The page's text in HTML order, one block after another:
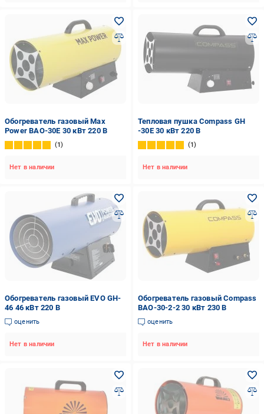
Обогреватель газовый Max
Power BAO-30E 30 кВт 220 В
1
Нет в наличии
Тепловая пушка Compass GH
-30E 30 кВт 220 В
1
Нет в наличии
Обогреватель газовый EVO GH-
46 46 кВт 220 В
оценить
Нет в наличии
Обогреватель газовый Compass
BAO-30-2-2 30 кВт 230 В
оценить
Нет в наличии